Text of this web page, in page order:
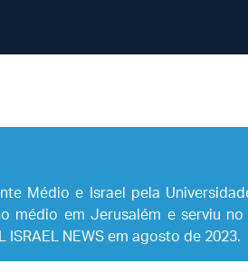
Médio e Israel pela
médio em Jerusalém e serviu
NEWS em agosto de 2023.